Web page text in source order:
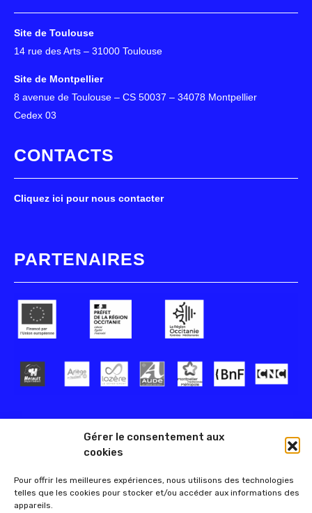
Gérer le consentement aux
cookies
Pour offrir les meilleures expériences, nous utilisons des technologies
telles que les cookies pour stocker et/ou accéder aux informations des
appareils.
Site de Toulouse
14 rue des Arts – 31000 Toulouse
Site de Montpellier
8 avenue de Toulouse – CS 50037 – 34078 Montpellier
Cedex 03
CONTACTS
Cliquez ici pour nous contacter
PARTENAIRES